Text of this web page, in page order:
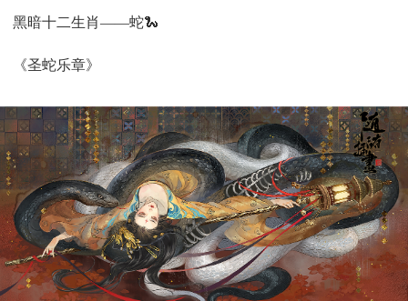
黑暗十二生肖——蛇🐍
《圣蛇乐章》